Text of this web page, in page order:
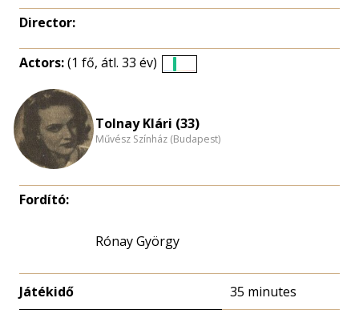
Director:
Actors:(1 fő, átl. 33 év)
nagyítása
Tolnay Klári (33)
Művész Színház (Budapest)
Fordító:
Rónay György
Játékidő 35 minutes